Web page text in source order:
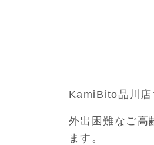
KamiBito品川店
外出困難なご高
ます。